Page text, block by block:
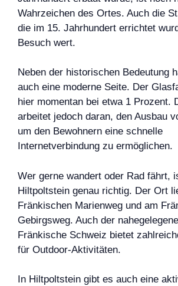
Wahrzeichen des Ortes. Auch die
die im 15. Jahrhundert errichtet
Besuch wert.
Neben der historischen Bedeutung
auch eine moderne Seite. Der
hier momentan bei etwa 1 Prozent.
arbeitet jedoch daran, den Ausbau
um den Bewohnern eine schnelle
Internetverbindung zu ermöglichen.
Wer gerne wandert oder Rad fährt,
Hiltpoltstein genau richtig. Der Ort
Fränkischen Marienweg und am
Gebirgsweg. Auch der
Fränkische Schweiz bietet
für Outdoor-Aktivitäten.
In Hiltpoltstein gibt es auch eine